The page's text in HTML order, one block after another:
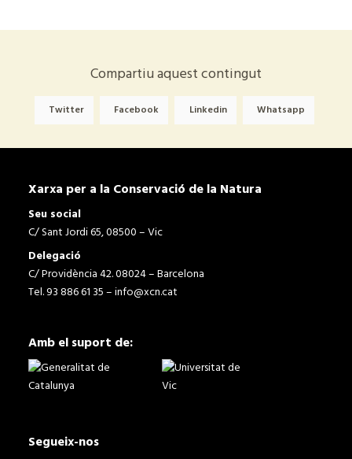
Compartiu aquest contingut
Twitter Facebook Linkedin Whatsapp
Xarxa per a la Conservació de la Natura
Seu social
C/ Sant Jordi 65, 08500 – Vic
Delegació
C/ Providència 42. 08024 – Barcelona
Tel. 93 886 61 35 –info@xcn.cat
Amb el suport de:
Segueix-nos